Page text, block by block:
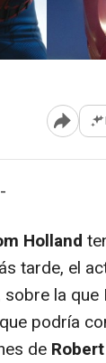
Abrir
Holland
tarde, el
la que
podría
de